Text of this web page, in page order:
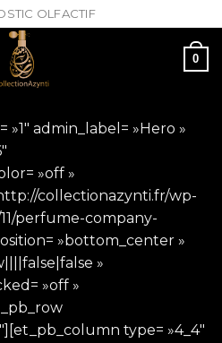
OLFACTIF
0
admin_label= »Hero »
»off »
collectionazynti.fr/wp-
perfume-company-
»bottom_center »
»
»off »
type= »4_4″